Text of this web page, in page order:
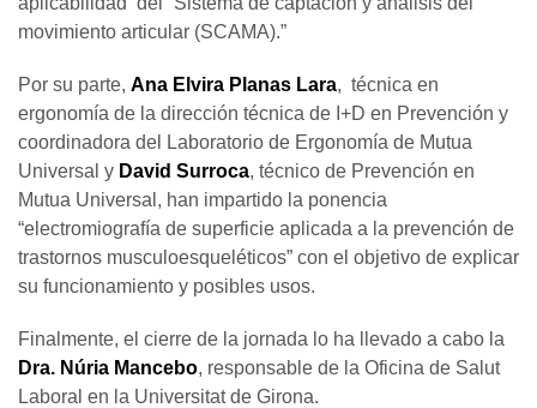
movimiento articular (SCAMA).”
Por su parte, Ana Elvira Planas Lara, técnica en
ergonomía de la dirección técnica de I+D en Prevención y
coordinadora del Laboratorio de Ergonomía de Mutua
Universal y David Surroca, técnico de Prevención en
Mutua Universal, han impartido la ponencia
“electromiografía de superficie aplicada a la prevención de
trastornos musculoesqueléticos” con el objetivo de explicar
su funcionamiento y posibles usos.
Finalmente, el cierre de la jornada lo ha llevado a cabo la
Dra. Núria Mancebo, responsable de la Oficina de Salut
Laboral en la Universitat de Girona.